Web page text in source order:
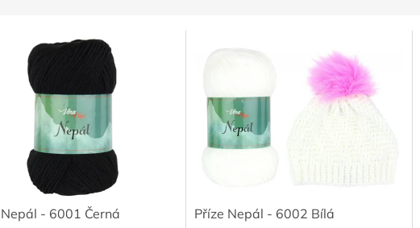
- 6001 Černá Příze Nepál - 6002 Bílá